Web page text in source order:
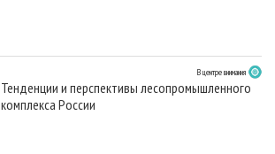
В центре внимания
Тенденции и перспективы лесопромышленного
комплекса России